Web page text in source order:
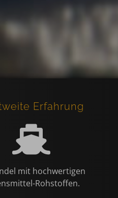
Erfahrung
mit hochwertigen
Rohstoffen.